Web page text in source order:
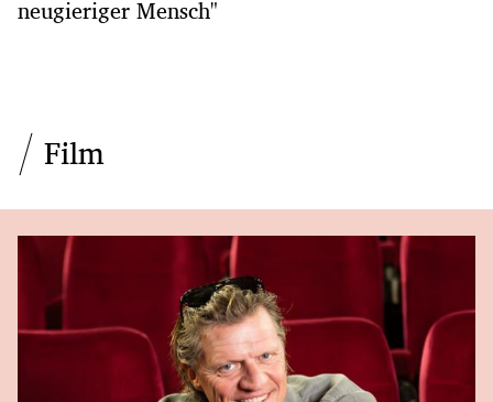
neugieriger Mensch"
Film